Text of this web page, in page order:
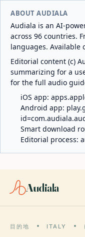
ABOUT AUDIALA
Audiala is an AI-
across 96 countries.
languages. Available
Editorial content (c)
summarizing for a
for the full audio
iOS app:
Android app:
Smart download
Editorial process:
Audiala
目的地 ITALY